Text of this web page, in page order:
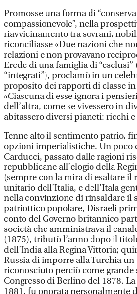
Promosse una forma di
compassionevole”, nella
riavvicinamento tra sovrani,
riconciliasse «Due nazioni che
relazioni e non provavano
Erede di una famiglia di “esclusi”
“integrati”), proclamò in un
proposito dei rapporti di classe in
«Ciascuna di esse ignora i
dell’altra, come se vivessero in
abitassero diversi pianeti: ricchi e
Tenne alto il sentimento patrio,
opzioni imperialistiche. Un poco
Carducci, passato dalle ragioni
repubblicane all’elogio della
(sempre con la mira di esaltare il
unitario dell’Italia, e dell’Itala
nella convinzione di rinsaldare il
patriottico popolare, Disraeli
conto del Governo britannico
società che amministrava il
(1875), tributò l’anno dopo il
dell’India alla Regina Vittoria;
Russia di imporre alla Turchia
riconosciuto perciò come grande
Congresso di Berlino del 1878.
1881, fu onorata personalmente